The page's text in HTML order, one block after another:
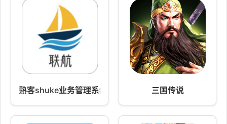
熟客shuke业务管理系统-联航 三国传说